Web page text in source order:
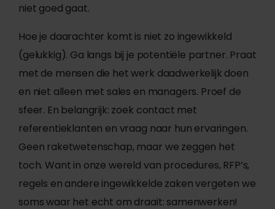
niet goed gaat.
Hoe je daarachter komt is niet zo ingewikkeld
(gelukkig). Ga langs bij je potentiële partner. Praat
met de mensen die het werk daadwerkelijk doen
en niet alleen met sales en managers. Proef de
sfeer. En belangrijk: zoek contact met
referentieklanten en vraag naar hun ervaringen.
Geen raketwetenschap, maar we zeggen het
toch. Want in onze wereld van procedures, RFP’s,
regels en andere ingewikkelde zaken vergeten we
soms waar het echt om draait: samenwerken!